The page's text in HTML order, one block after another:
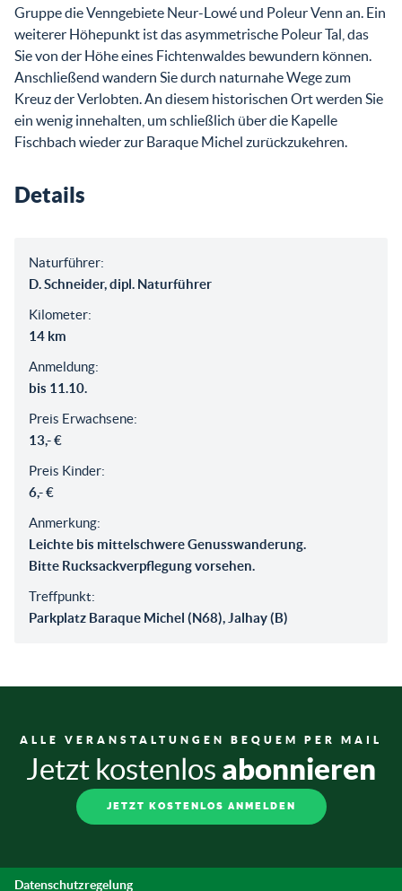
Gruppe die Venngebiete Neur-Lowé und Poleur Venn an. Ein
weiterer Höhepunkt ist das asymmetrische Poleur Tal, das
Sie von der Höhe eines Fichtenwaldes bewundern können.
Anschließend wandern Sie durch naturnahe Wege zum
Kreuz der Verlobten. An diesem historischen Ort werden Sie
ein wenig innehalten, um schließlich über die Kapelle
Fischbach wieder zur Baraque Michel zurückzukehren.
Details
Naturführer:
D. Schneider, dipl. Naturführer
Kilometer:
14 km
Anmeldung:
bis 11.10.
Preis Erwachsene:
13,- €
Preis Kinder:
6,- €
Anmerkung:
Leichte bis mittelschwere Genusswanderung.
Bitte Rucksackverpflegung vorsehen.
Treffpunkt:
Parkplatz Baraque Michel (N68), Jalhay (B)
ALLE VERANSTALTUNGEN BEQUEM PER MAIL
Jetzt kostenlos abonnieren
JETZT KOSTENLOS ANMELDEN
Datenschutzregelung